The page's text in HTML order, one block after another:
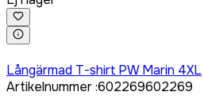
Långärmad T-shirt PW Marin 4XL
Artikelnummer:602269602269